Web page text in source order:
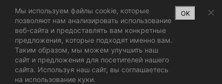
Мы используем файлы cookie, которые
позволяют нам анализировать использование
веб-сайта и предоставлять вам конкретные
предложения, которые подходят именно вам.
Таким образом, мы можем улучшить наш
сайт и предложения для посетителей нашего
сайта. Используя наш сайт, вы соглашаетесь
на использование куки.
OK